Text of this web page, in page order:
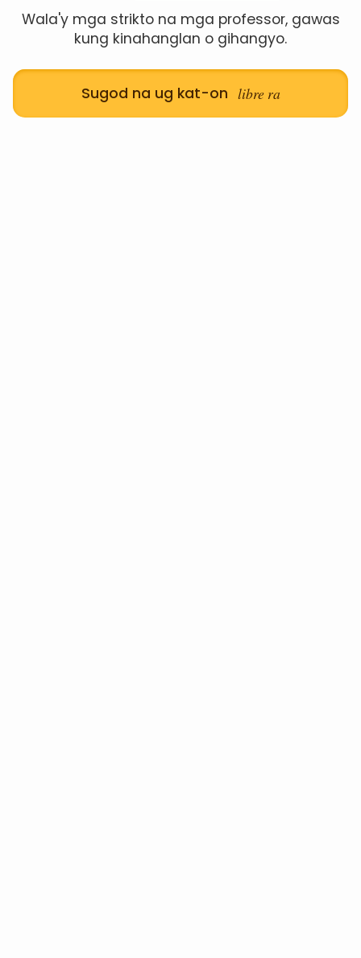
Wala'y mga strikto na mga professor, gawas
kung kinahanglan o gihangyo.
Sugod na ug kat-on libre ra